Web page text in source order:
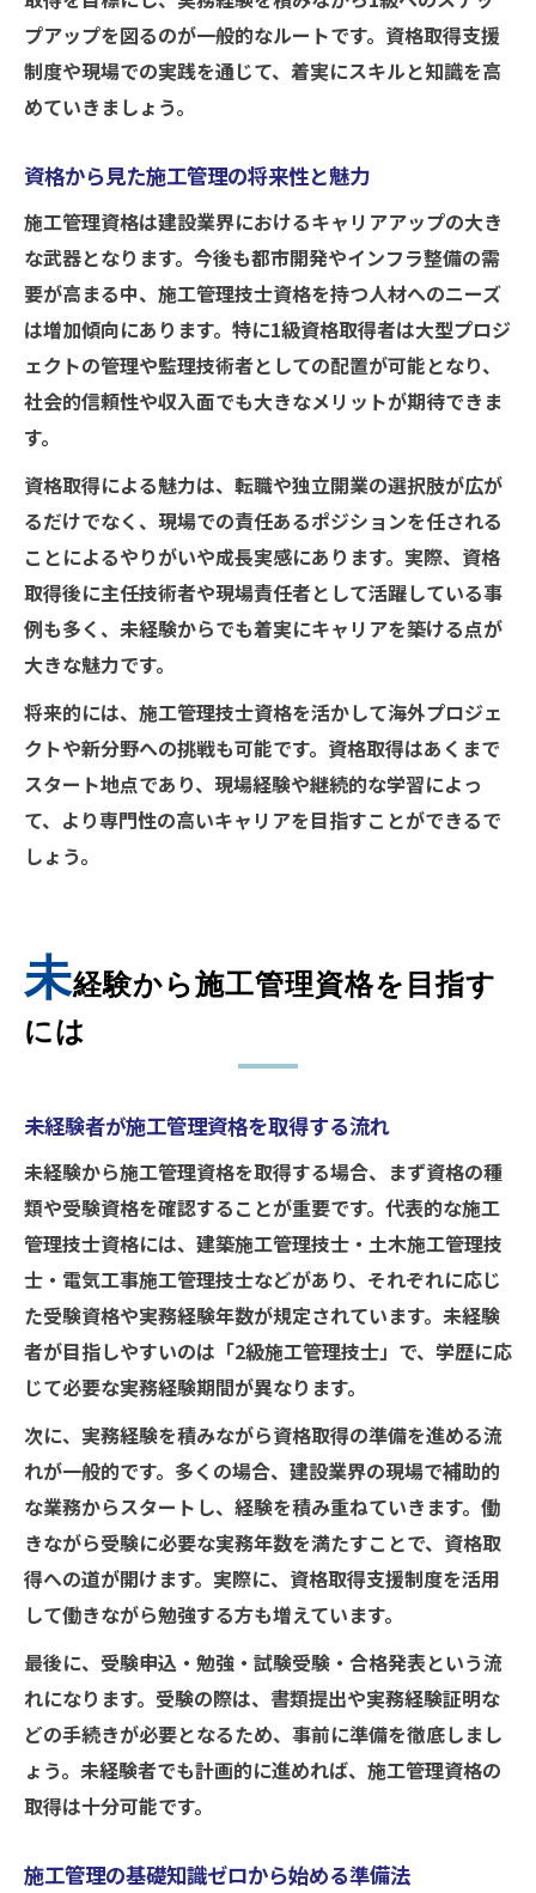
プアップを図るのが一般的なルートです。資格取得支援
制度や現場での実践を通じて、着実にスキルと知識を高
めていきましょう。
資格から見た施工管理の将来性と魅力
施工管理資格は建設業界におけるキャリアアップの大き
な武器となります。今後も都市開発やインフラ整備の需
要が高まる中、施工管理技士資格を持つ人材へのニーズ
は増加傾向にあります。特に1級資格取得者は大型プロジ
ェクトの管理や監理技術者としての配置が可能となり、
社会的信頼性や収入面でも大きなメリットが期待できま
す。
資格取得による魅力は、転職や独立開業の選択肢が広が
るだけでなく、現場での責任あるポジションを任される
ことによるやりがいや成長実感にあります。実際、資格
取得後に主任技術者や現場責任者として活躍している事
例も多く、未経験からでも着実にキャリアを築ける点が
大きな魅力です。
将来的には、施工管理技士資格を活かして海外プロジェ
クトや新分野への挑戦も可能です。資格取得はあくまで
スタート地点であり、現場経験や継続的な学習によっ
て、より専門性の高いキャリアを目指すことができるで
しょう。
未経験から施工管理資格を目指す
には
未経験者が施工管理資格を取得する流れ
未経験から施工管理資格を取得する場合、まず資格の種
類や受験資格を確認することが重要です。代表的な施工
管理技士資格には、建築施工管理技士・土木施工管理技
士・電気工事施工管理技士などがあり、それぞれに応じ
た受験資格や実務経験年数が規定されています。未経験
者が目指しやすいのは「2級施工管理技士」で、学歴に応
じて必要な実務経験期間が異なります。
次に、実務経験を積みながら資格取得の準備を進める流
れが一般的です。多くの場合、建設業界の現場で補助的
な業務からスタートし、経験を積み重ねていきます。働
きながら受験に必要な実務年数を満たすことで、資格取
得への道が開けます。実際に、資格取得支援制度を活用
して働きながら勉強する方も増えています。
最後に、受験申込・勉強・試験受験・合格発表という流
れになります。受験の際は、書類提出や実務経験証明な
どの手続きが必要となるため、事前に準備を徹底しまし
ょう。未経験者でも計画的に進めれば、施工管理資格の
取得は十分可能です。
施工管理の基礎知識ゼロから始める準備法